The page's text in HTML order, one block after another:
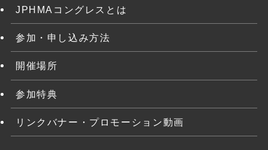
JPHMAコングレスとは
参加・申し込み方法
開催場所
参加特典
リンクバナー・プロモーション動画